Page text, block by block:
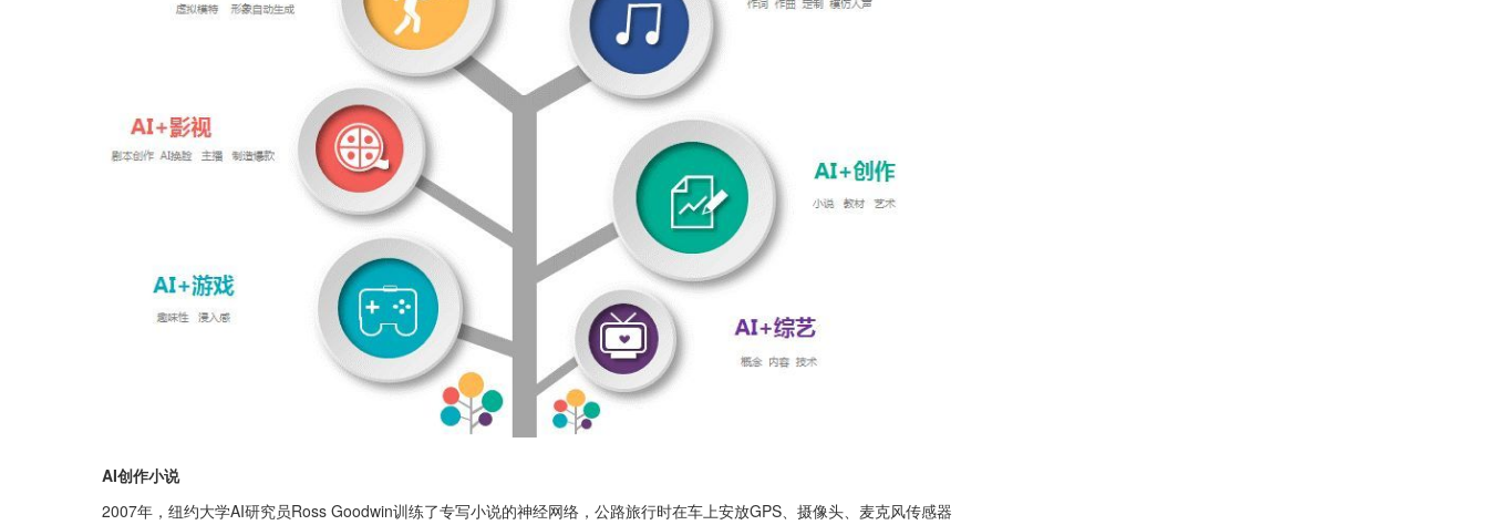
AI创作小说
2007年，纽约大学AI研究员Ross Goodwin训练了专写小说的神经网络，公路旅行时在车上安放GPS、摄像头、麦克风传感器